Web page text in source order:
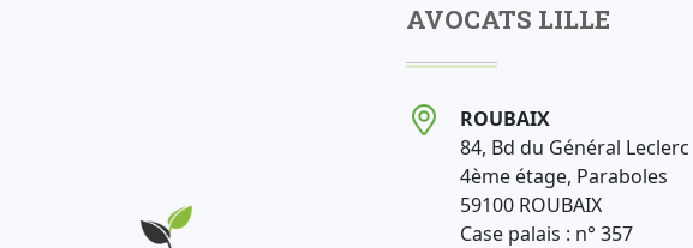
AVOCATS LILLE
ROUBAIX
84, Bd du Général Leclerc
4ème étage, Paraboles
59100 ROUBAIX
Case palais : n° 357